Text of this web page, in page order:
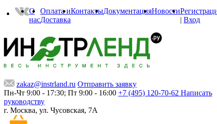
О
нас
Оплата и
Доставка
КонтактыДокументацияНовости
| Вход
zakaz@instrland.ru Отправить заявку
Пн-Чт 9:00 - 17:30; Пт 9:00 - 16:00 +7 (495) 120-70-62 Написать
руководству
г. Москва, ул. Чусовская, 7А